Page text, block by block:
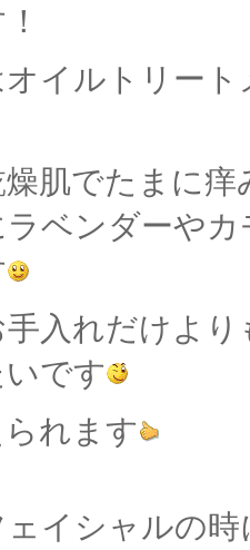
イルトリー
肌でたまに
ベンダーや
入れだけよ
です
れます
イシャルの